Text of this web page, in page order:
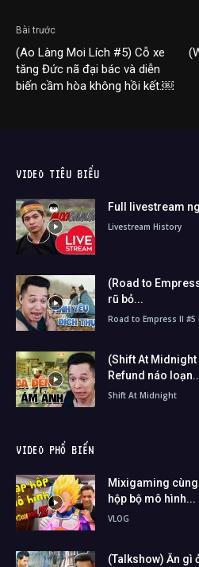
Bài trước
(Ao Làng Moi Lích #5) Cỗ xe
tăng Đức nã đại bác và diễn
biến cầm hòa không hồi kết.￼
VIDEO TIÊU BIỂU
Full livestream
Livestream History
(Road to
rũ bỏ...
Road to Empress II #5
(Shift At
Refund náo
Shift At Midnight
VIDEO PHỔ BIẾN
Mixigaming
hộp bộ mô hình...
VLOG
(Talkshow) Ăn gì